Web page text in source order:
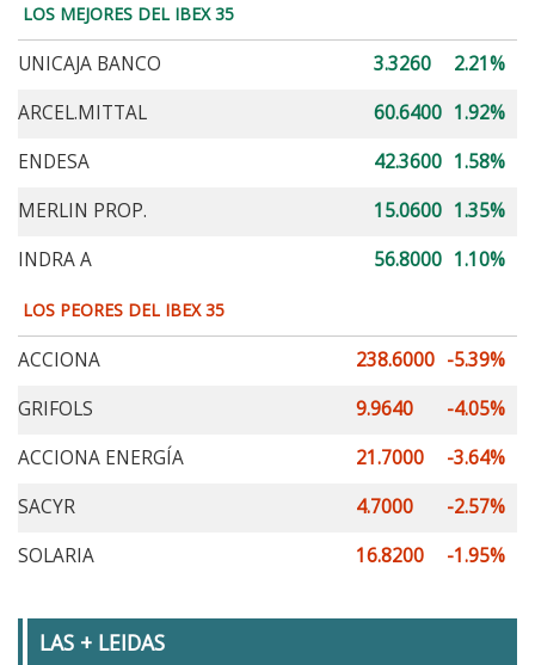
LOS MEJORES DEL IBEX 35
UNICAJA BANCO 3.3260
2.21%
ARCEL.MITTAL
60.6400 1.92%
ENDESA
42.3600 1.58%
MERLIN PROP.
15.0600 1.35%
INDRA A
56.8000 1.10%
LOS PEORES DEL IBEX 35
ACCIONA 238.6000 -5.39%
GRIFOLS
9.9640
-4.05%
ACCIONA ENERGÍA
21.7000
-3.64%
SACYR
4.7000
-2.57%
SOLARIA
16.8200 -1.95%
LAS + LEIDAS